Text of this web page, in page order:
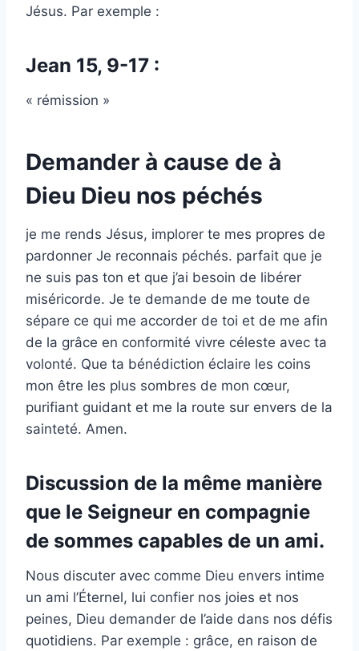
Jésus. Par exemple :
Jean 15, 9-17 :
« rémission »
Demander à cause de à
Dieu Dieu nos péchés
je me rends Jésus, implorer te mes propres de
pardonner Je reconnais péchés. parfait que je
ne suis pas ton et que j’ai besoin de libérer
miséricorde. Je te demande de me toute de
sépare ce qui me accorder de toi et de me afin
de la grâce en conformité vivre céleste avec ta
volonté. Que ta bénédiction éclaire les coins
mon être les plus sombres de mon cœur,
purifiant guidant et me la route sur envers de la
sainteté. Amen.
Discussion de la même manière
que le Seigneur en compagnie
de sommes capables de un ami.
Nous discuter avec comme Dieu envers intime
un ami l’Éternel, lui confier nos joies et nos
peines, Dieu demander de l’aide dans nos défis
quotidiens. Par exemple : grâce, en raison de